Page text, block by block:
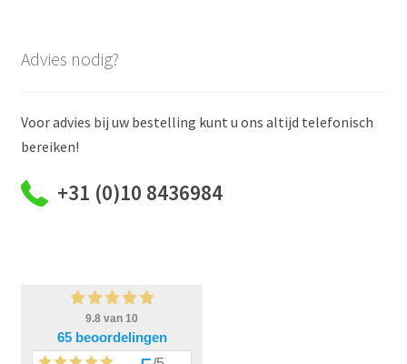
Advies nodig?
Voor advies bij uw bestelling kunt u ons altijd telefonisch
bereiken!
+31 (0)10 8436984